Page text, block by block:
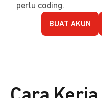
perlu coding.
BUAT AKUN